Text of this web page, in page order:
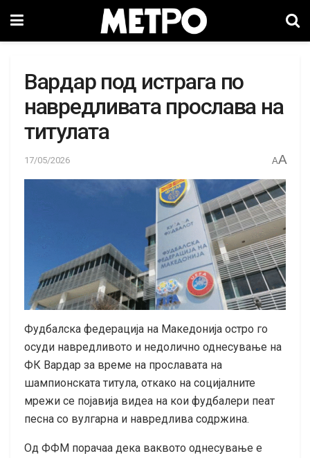
Вардар под истрага по
навредливата прослава на
титулата
17/05/2026 AA
Фудбалска федерација на Македонија остро го
осуди навредливото и недолично однесување на
ФК Вардар за време на прославата на
шампионската титула, откако на социјалните
мрежи се појавија видеа на кои фудбалери пеат
песна со вулгарна и навредлива содржина.
Од ФФМ порачаа дека ваквото однесување е